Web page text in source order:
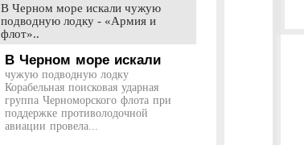
В Черном море искали чужую
подводную лодку - «Армия и
флот»..
В Черном море искали
чужую подводную лодку
Корабельная поисковая ударная
группа Черноморского флота при
поддержке противолодочной
авиации провела...